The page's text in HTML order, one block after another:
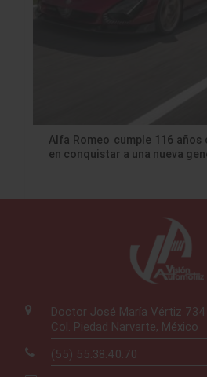
Alfa Romeo cumple 116
en conquistar a una nueva
Doctor José María Vértiz
Col. Piedad Narvarte, México
(55) 55.38.40.70